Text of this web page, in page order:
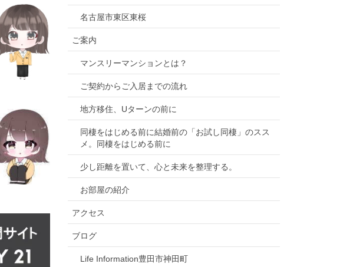
名古屋市東区東桜
ご案内
マンスリーマンションとは？
ご契約からご入居までの流れ
地方移住、Uターンの前に
同棲をはじめる前に結婚前の「お試し同棲」のスス
メ。同棲をはじめる前に
少し距離を置いて、心と未来を整理する。
お部屋の紹介
アクセス
ブログ
Life Information豊田市神田町